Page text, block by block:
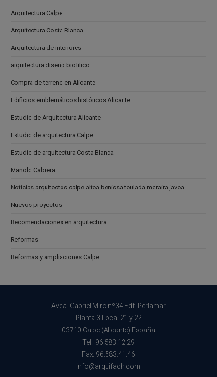
Arquitectura Calpe
Arquitectura Costa Blanca
Arquitectura de interiores
arquitectura diseño biofílico
Compra de terreno en Alicante
Edificios emblemáticos históricos Alicante
Estudio de Arquitectura Alicante
Estudio de arquitectura Calpe
Estudio de arquitectura Costa Blanca
Manolo Cabrera
Noticias arquitectos calpe altea benissa teulada moraira javea
Nuevos proyectos
Recomendaciones en arquitectura
Reformas
Reformas y ampliaciones Calpe
Avda. Gabriel Miro nº34 Edf. Perlamar
Planta 3 Local 21 y 22
03710 Calpe (Alicante) España
Tel.: 96.583.12.29
Fax: 96.583.41.46
info@arquifach.com